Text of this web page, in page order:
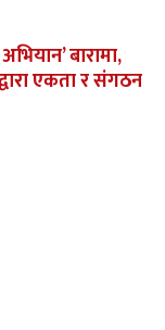
बारामा,
एकता र संगठन